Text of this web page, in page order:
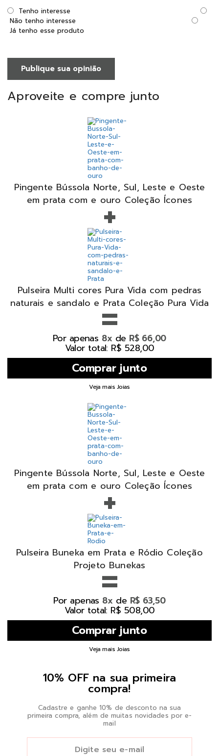
Tenho interesse
Não tenho interesse
Já tenho esse produto
Publique sua opinião
Aproveite e compre junto
Pingente Bússola Norte, Sul, Leste e Oeste
em prata com e ouro Coleção Ícones
+
Pulseira Multi cores Pura Vida com pedras
naturais e sandalo e Prata Coleção Pura Vida
=
Por apenas 8x de R$ 66,00
Valor total: R$ 528,00
Veja mais Joias
Pingente Bússola Norte, Sul, Leste e Oeste
em prata com e ouro Coleção Ícones
+
Pulseira Buneka em Prata e Ródio Coleção
Projeto Bunekas
=
Por apenas 8x de R$ 63,50
Valor total: R$ 508,00
Veja mais Joias
10% OFF na sua primeira
compra!
Cadastre e ganhe 10% de desconto na sua
primeira compra, além de muitas novidades por e-
mail